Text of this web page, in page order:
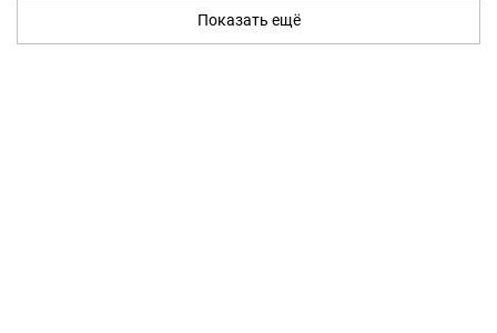
Показать ещё